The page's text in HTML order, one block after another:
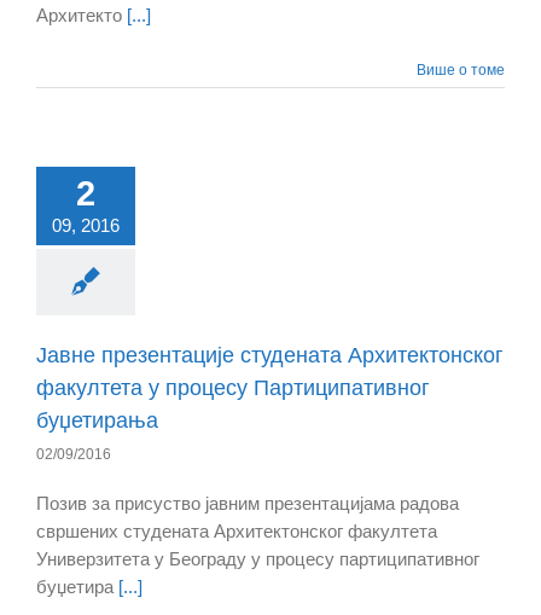
Архитекто [...]
Више о томе
2
09, 2016
Јавне презентације студената Архитектонског
факултета у процесу Партиципативног
буџетирања
02/09/2016
Позив за присуство јавним презентацијама радова
свршених студената Архитектонског факултета
Универзитета у Београду у процесу партиципативног
буџетира [...]